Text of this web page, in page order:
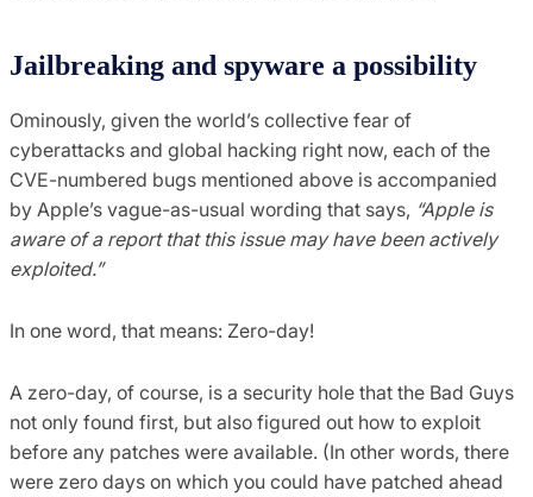
Jailbreaking and spyware a possibility
Ominously, given the world’s collective fear of
cyberattacks and global hacking right now, each of the
CVE-numbered bugs mentioned above is accompanied
by Apple’s vague-as-usual wording that says, “Apple is
aware of a report that this issue may have been actively
exploited.”
In one word, that means: Zero-day!
A zero-day, of course, is a security hole that the Bad Guys
not only found first, but also figured out how to exploit
before any patches were available. (In other words, there
were zero days on which you could have patched ahead